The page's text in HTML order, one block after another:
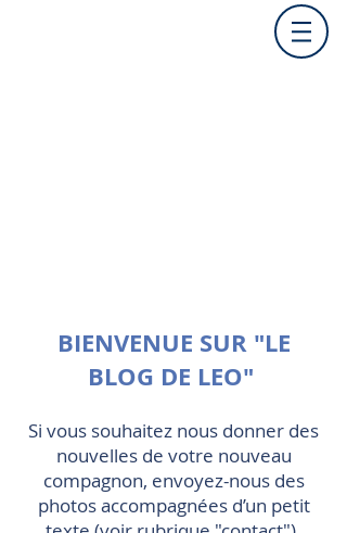
BIENVENUE SUR "LE
BLOG DE LEO"
Si vous souhaitez nous donner des
nouvelles de votre nouveau
compagnon, envoyez-nous des
photos accompagnées d’un petit